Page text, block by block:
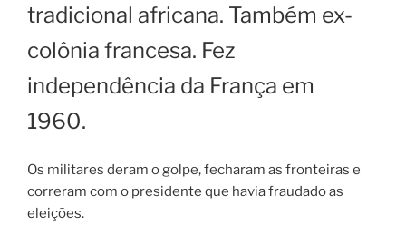
tradicional africana. Também ex-
colônia francesa. Fez
independência da França em
1960.
Os militares deram o golpe, fecharam as fronteiras e
correram com o presidente que havia fraudado as
eleições.